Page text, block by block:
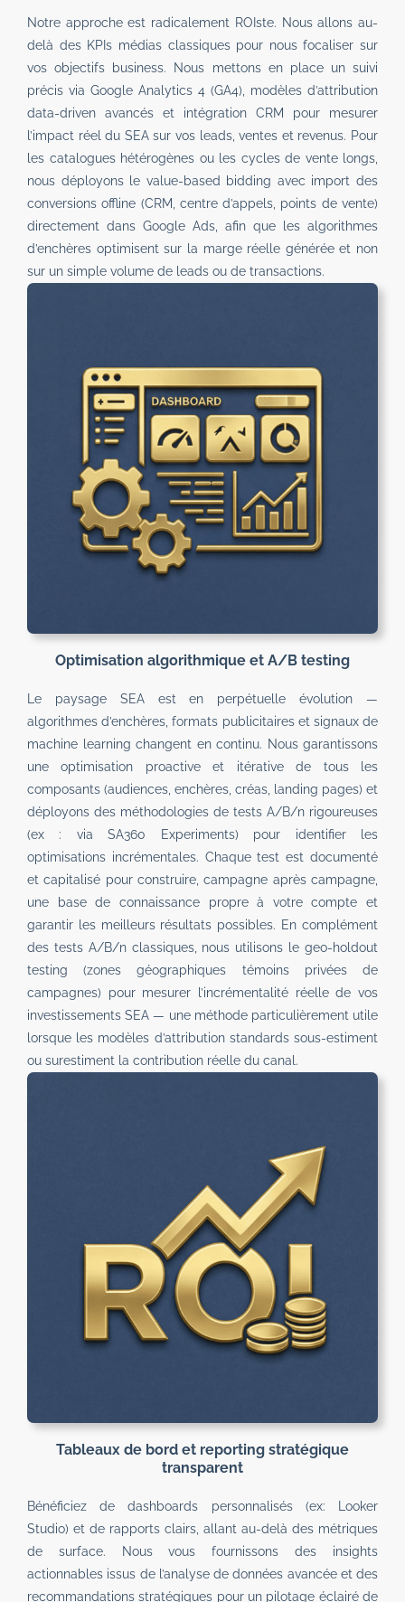
Notre approche est radicalement ROIste. Nous allons au-
delà des KPIs médias classiques pour nous focaliser sur
vos objectifs business. Nous mettons en place un suivi
précis via Google Analytics 4 (GA4), modèles d’attribution
data-driven avancés et intégration CRM pour mesurer
l’impact réel du SEA sur vos leads, ventes et revenus. Pour
les catalogues hétérogènes ou les cycles de vente longs,
nous déployons le value-based bidding avec import des
conversions offline (CRM, centre d’appels, points de vente)
directement dans Google Ads, afin que les algorithmes
d’enchères optimisent sur la marge réelle générée et non
sur un simple volume de leads ou de transactions.
Optimisation algorithmique et A/B testing
Le paysage SEA est en perpétuelle évolution —
algorithmes d’enchères, formats publicitaires et signaux de
machine learning changent en continu. Nous garantissons
une optimisation proactive et itérative de tous les
composants (audiences, enchères, créas, landing pages) et
déployons des méthodologies de tests A/B/n rigoureuses
(ex : via SA360 Experiments) pour identifier les
optimisations incrémentales. Chaque test est documenté
et capitalisé pour construire, campagne après campagne,
une base de connaissance propre à votre compte et
garantir les meilleurs résultats possibles. En complément
des tests A/B/n classiques, nous utilisons le geo-holdout
testing (zones géographiques témoins privées de
campagnes) pour mesurer l’incrémentalité réelle de vos
investissements SEA — une méthode particulièrement utile
lorsque les modèles d’attribution standards sous-estiment
ou surestiment la contribution réelle du canal.
Tableaux de bord et reporting stratégique
transparent
Bénéficiez de dashboards personnalisés (ex: Looker
Studio) et de rapports clairs, allant au-delà des métriques
de surface. Nous vous fournissons des insights
actionnables issus de l’analyse de données avancée et des
recommandations stratégiques pour un pilotage éclairé de